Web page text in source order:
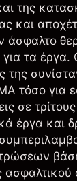
της
και
άσφαλτο
για τα έργα.
της
τόσο για
σε
έργα και